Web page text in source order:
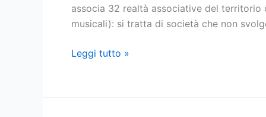
associa 32 realtà associative del
musicali): si tratta di società che non
Leggi tutto »